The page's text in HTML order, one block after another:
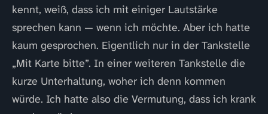
kennt, weiß, dass ich mit einiger Lautstärke
sprechen kann — wenn ich möchte. Aber ich hatte
kaum gesprochen. Eigentlich nur in der Tankstelle
„Mit Karte bitte”. In einer weiteren Tankstelle die
kurze Unterhaltung, woher ich denn kommen
würde. Ich hatte also die Vermutung, dass ich krank